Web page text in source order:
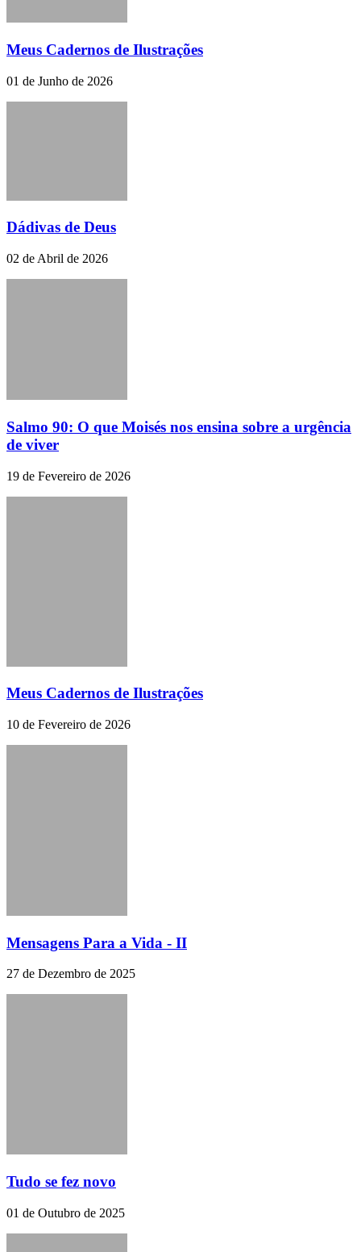
Meus Cadernos de Ilustrações
01 de Junho de 2026
Dádivas de Deus
02 de Abril de 2026
Salmo 90: O que Moisés nos ensina sobre a urgência
de viver
19 de Fevereiro de 2026
Meus Cadernos de Ilustrações
10 de Fevereiro de 2026
Mensagens Para a Vida - II
27 de Dezembro de 2025
Tudo se fez novo
01 de Outubro de 2025